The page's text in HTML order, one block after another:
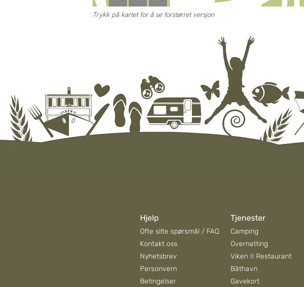
Trykk på kartet for å se forstørret versjon
Hjelp
Ofte silte spørsmål / FAQ
Kontakt oss
Nyhetsbrev
Personvern
Betingelser
Tjenester
Camping
Overnatting
Viken II Restaurant
Båthavn
Gavekort